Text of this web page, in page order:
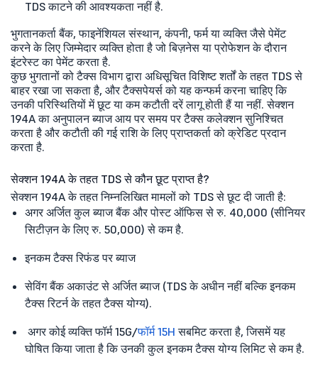
TDS काटने की आवश्यकता नहीं है.
भुगतानकर्ता बैंक, फाइनेंशियल संस्थान, कंपनी, फर्म या व्यक्ति जैसे पेमेंट
करने के लिए जिम्मेदार व्यक्ति होता है जो बिज़नेस या प्रोफेशन के दौरान
इंटरेस्ट का पेमेंट करता है.
कुछ भुगतानों को टैक्स विभाग द्वारा अधिसूचित विशिष्ट शर्तों के तहत TDS से
बाहर रखा जा सकता है, और टैक्सपेयर्स को यह कन्फर्म करना चाहिए कि
उनकी परिस्थितियों में छूट या कम कटौती दरें लागू होती हैं या नहीं. सेक्शन
194A का अनुपालन ब्याज आय पर समय पर टैक्स कलेक्शन सुनिश्चित
करता है और कटौती की गई राशि के लिए प्राप्तकर्ता को क्रेडिट प्रदान
करता है.
सेक्शन 194A के तहत TDS से कौन छूट प्राप्त है?
सेक्शन 194A के तहत निम्नलिखित मामलों को TDS से छूट दी जाती है:
अगर अर्जित कुल ब्याज बैंक और पोस्ट ऑफिस से रु. 40,000 (सीनियर
सिटीज़न के लिए रु. 50,000) से कम है.
इनकम टैक्स रिफंड पर ब्याज
सेविंग बैंक अकाउंट से अर्जित ब्याज (TDS के अधीन नहीं बल्कि इनकम
टैक्स रिटर्न के तहत टैक्स योग्य).
अगर कोई व्यक्ति फॉर्म 15G/फॉर्म 15H सबमिट करता है, जिसमें यह
घोषित किया जाता है कि उनकी कुल इनकम टैक्स योग्य लिमिट से कम है.